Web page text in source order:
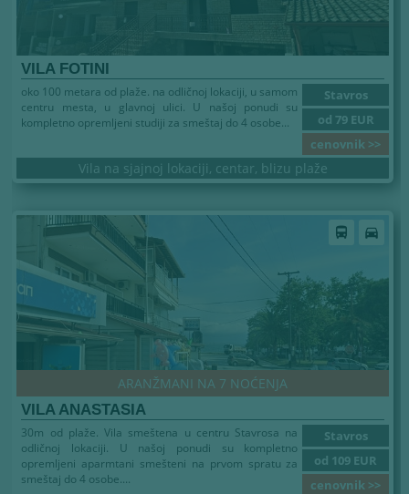
VILA FOTINI
Stavros
od 79 EUR
cenovnik >>
oko 100 metara od plaže. na odličnoj lokaciji, u samom
centru mesta, u glavnoj ulici. U našoj ponudi su
kompletno opremljeni studiji za smeštaj do 4 osobe...
Vila na sjajnoj lokaciji, centar, blizu plaže
directions_bus directions_car
ARANŽMANI NA 7 NOĆENJA
VILA ANASTASIA
Stavros
od 109 EUR
cenovnik >>
30m od plaže. Vila smeštena u centru Stavrosa na
odličnoj lokaciji. U našoj ponudi su kompletno
opremljeni aparmtani smešteni na prvom spratu za
smeštaj do 4 osobe....